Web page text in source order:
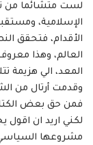
لست متشائما من
الإسلامية،
الأقدام، فتحقق
العالم، وهذا
المعد، الي هزيمة
وقدمت أرتال من
فمن حق بعض الكتاب
لكني اريد ان اقول
مشروعها